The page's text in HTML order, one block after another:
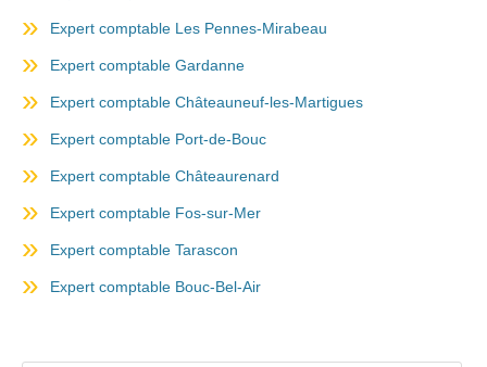
Expert comptable Les Pennes-Mirabeau
Expert comptable Gardanne
Expert comptable Châteauneuf-les-Martigues
Expert comptable Port-de-Bouc
Expert comptable Châteaurenard
Expert comptable Fos-sur-Mer
Expert comptable Tarascon
Expert comptable Bouc-Bel-Air